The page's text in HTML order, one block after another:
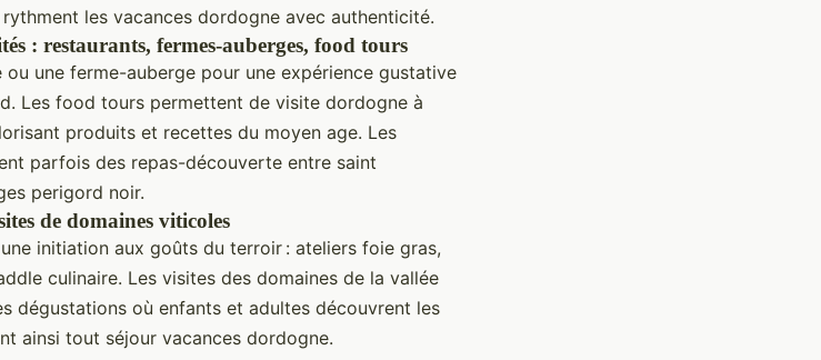
les vacances dordogne avec authenticité.
: restaurants, fermes-auberges, food tours
une ferme-auberge pour une expérience gustative
Les food tours permettent de visite dordogne à
produits et recettes du moyen age. Les
parfois des repas-découverte entre saint
perigord noir.
de domaines viticoles
initiation aux goûts du terroir : ateliers foie gras,
culinaire. Les visites des domaines de la vallée
dégustations où enfants et adultes découvrent les
ainsi tout séjour vacances dordogne.